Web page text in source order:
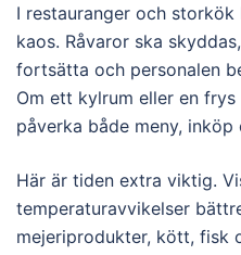
I restauranger och storkök
kaos. Råvaror ska
fortsätta och personalen
Om ett kylrum eller en
påverka både meny, inköp
Här är tiden extra viktig.
temperaturavvikelser
mejeriprodukter, kött, fisk